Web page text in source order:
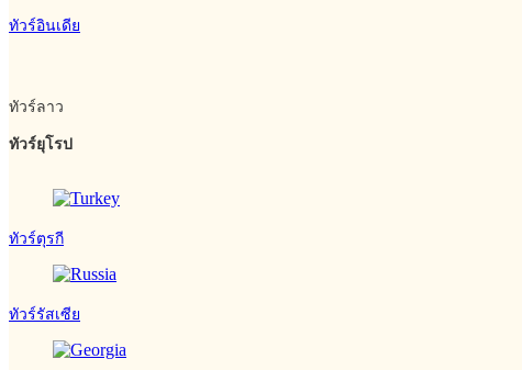
ทัวร์อินเดีย
ทัวร์ลาว
ทัวร์ยุโรป
ทัวร์ตุรกี
ทัวร์รัสเซีย